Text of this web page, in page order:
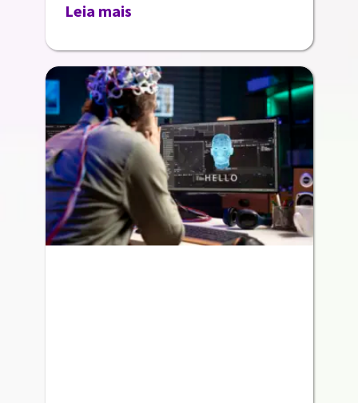
Leia mais